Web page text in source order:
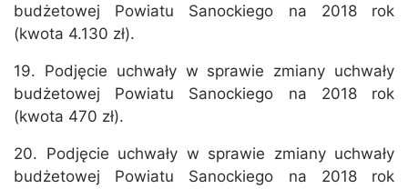
budżetowej Powiatu Sanockiego na 2018 rok
(kwota 4.130 zł).
19. Podjęcie uchwały w sprawie zmiany uchwały
budżetowej Powiatu Sanockiego na 2018 rok
(kwota 470 zł).
20. Podjęcie uchwały w sprawie zmiany uchwały
budżetowej Powiatu Sanockiego na 2018 rok